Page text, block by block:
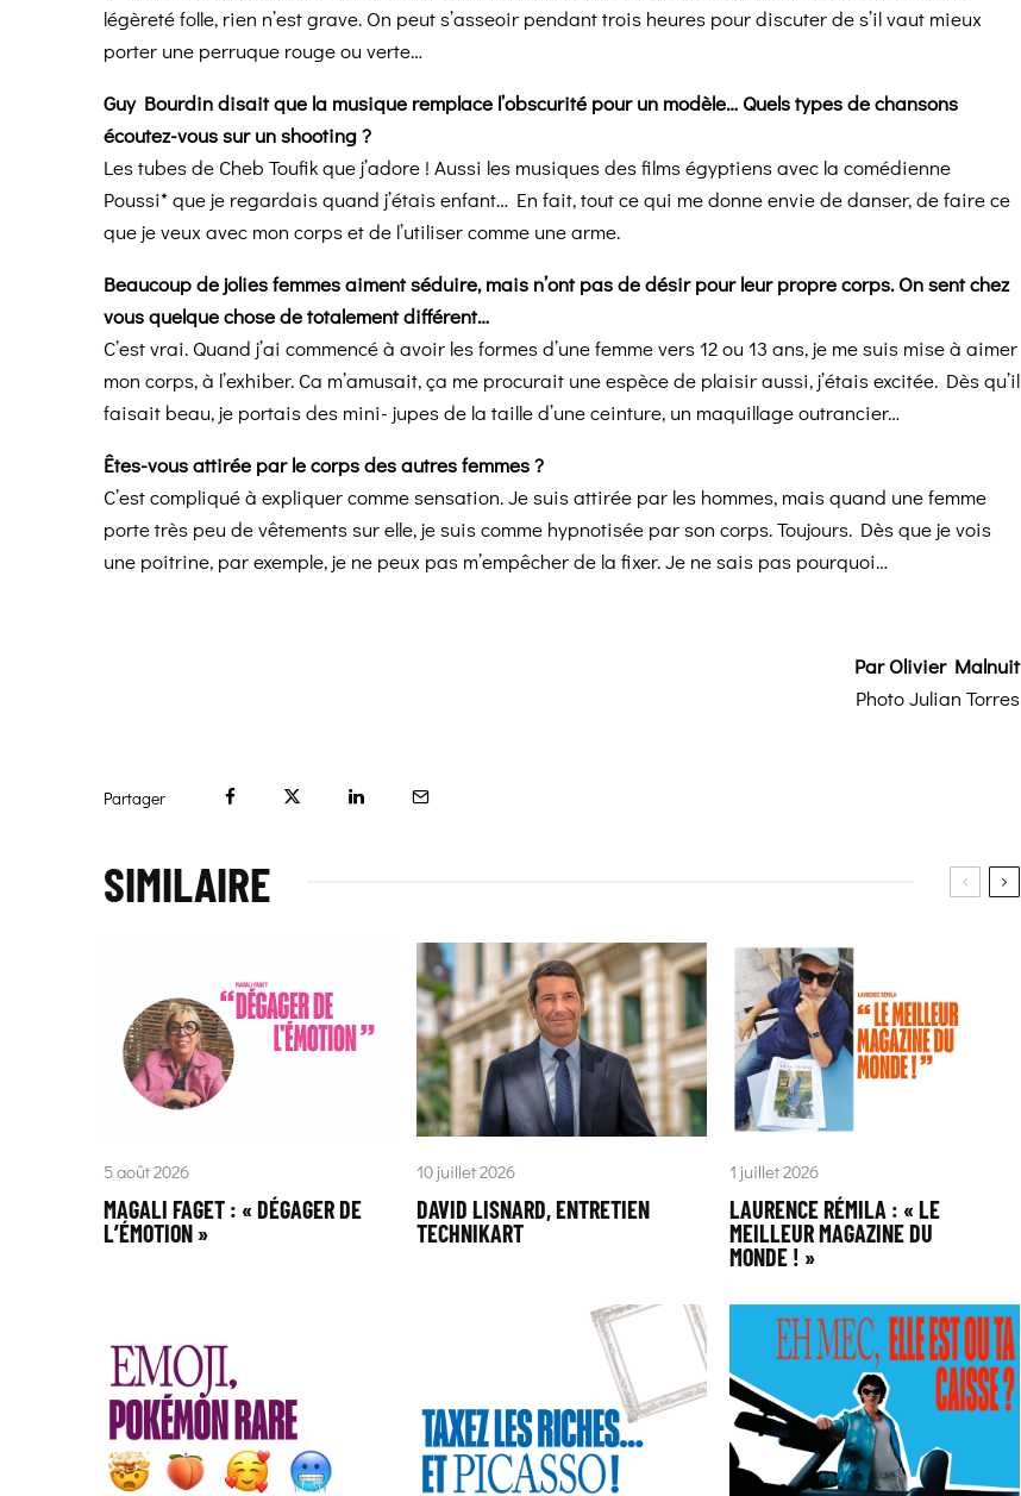
légèreté folle, rien n’est grave. On peut s’asseoir pendant trois heures pour discuter de s’il vaut mieux
porter une perruque rouge ou verte…
Guy Bourdin disait que la musique remplace l’obscurité pour un modèle… Quels types de chansons
écoutez-vous sur un shooting ?
Les tubes de Cheb Toufik que j’adore ! Aussi les musiques des films égyptiens avec la comédienne
Poussi* que je regardais quand j’étais enfant… En fait, tout ce qui me donne envie de danser, de faire ce
que je veux avec mon corps et de l’utiliser comme une arme.
Beaucoup de jolies femmes aiment séduire, mais n’ont pas de désir pour leur propre corps. On sent chez
vous quelque chose de totalement différent…
C’est vrai. Quand j’ai commencé à avoir les formes d’une femme vers 12 ou 13 ans, je me suis mise à aimer
mon corps, à l’exhiber. Ca m’amusait, ça me procurait une espèce de plaisir aussi, j’étais excitée. Dès qu’il
faisait beau, je portais des mini- jupes de la taille d’une ceinture, un maquillage outrancier…
Êtes-vous attirée par le corps des autres femmes ?
C’est compliqué à expliquer comme sensation. Je suis attirée par les hommes, mais quand une femme
porte très peu de vêtements sur elle, je suis comme hypnotisée par son corps. Toujours. Dès que je vois
une poitrine, par exemple, je ne peux pas m’empêcher de la fixer. Je ne sais pas pourquoi…
Par Olivier Malnuit
Photo Julian Torres
Partager
SIMILAIRE
5 août 2026
MAGALI FAGET : « DÉGAGER DE
L’ÉMOTION »
10 juillet 2026
DAVID LISNARD, ENTRETIEN
TECHNIKART
1 juillet 2026
LAURENCE RÉMILA : « LE
MEILLEUR MAGAZINE DU
MONDE ! »